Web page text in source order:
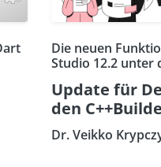
Die neuen
Studio 12.2 unter
Update für
den
Dr. Veikko